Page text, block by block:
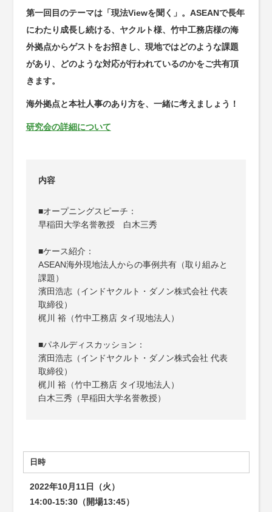
第一回目のテーマは「現法Viewを聞く」。ASEANで長年
にわたり成長し続ける、ヤクルト様、竹中工務店様の海
外拠点からゲストをお招きし、現地ではどのような課題
があり、どのような対応が行われているのかをご共有頂
きます。
海外拠点と本社人事のあり方を、一緒に考えましょう！
研究会の詳細について
内容
■オープニングスピーチ：
早稲田大学名誉教授　白木三秀
■ケース紹介：
ASEAN海外現地法人からの事例共有（取り組みと
課題）
濱田浩志（インドヤクルト・ダノン株式会社 代表
取締役）
梶川 裕（竹中工務店 タイ現地法人）
■パネルディスカッション：
濱田浩志（インドヤクルト・ダノン株式会社 代表
取締役）
梶川 裕（竹中工務店 タイ現地法人）
白木三秀（早稲田大学名誉教授）
日時
2022年10月11日（火）
14:00-15:30（開場13:45）